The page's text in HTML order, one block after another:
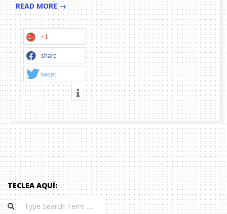
READ MORE →
+1
share
tweet
TECLEA AQUÍ:
Search